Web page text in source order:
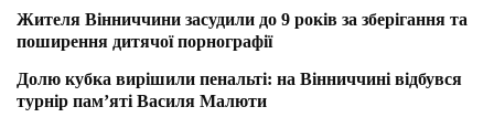
Жителя Вінниччини засудили до 9 років за зберігання та
поширення дитячої порнографії
Долю кубка вирішили пенальті: на Вінниччині відбувся
турнір пам’яті Василя Малюти